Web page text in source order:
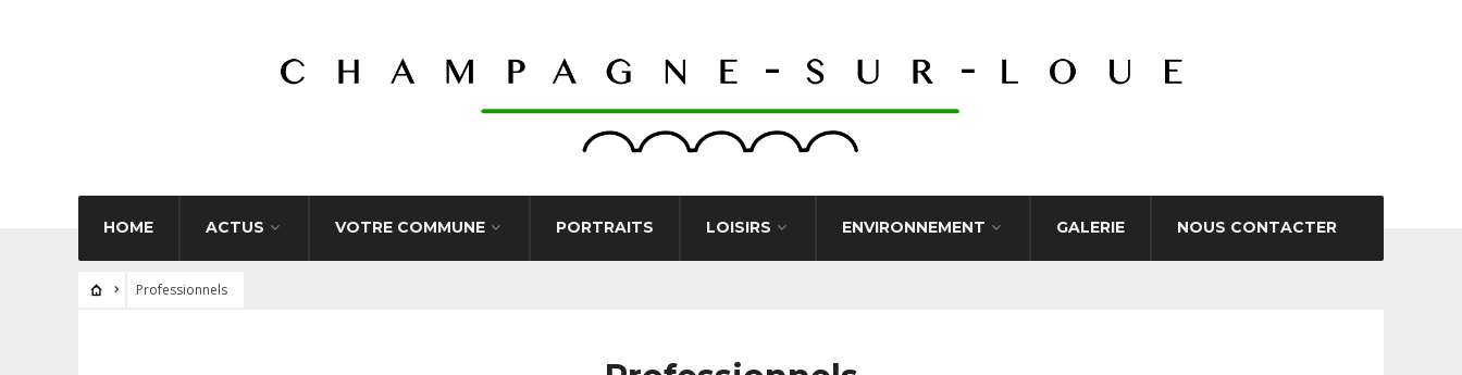
HOME ACTUS VOTRE COMMUNE PORTRAITS LOISIRS ENVIRONNEMENT GALERIE NOUS CONTACTER
Professionnels